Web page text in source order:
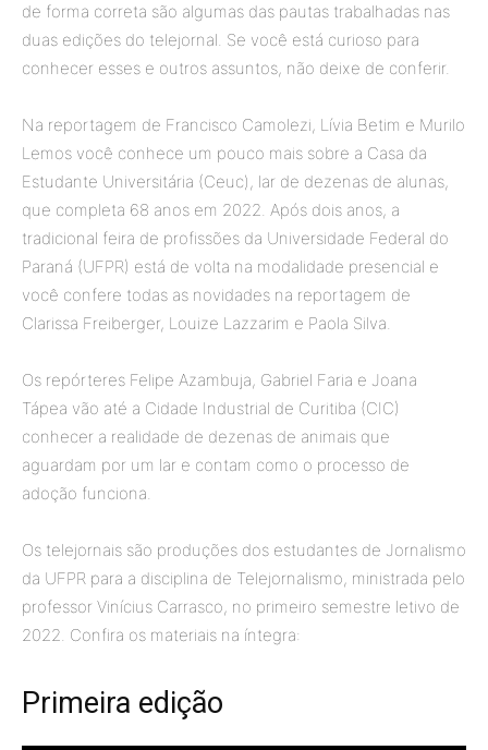
de forma correta são algumas das pautas trabalhadas nas
duas edições do telejornal. Se você está curioso para
conhecer esses e outros assuntos, não deixe de conferir.
Na reportagem de Francisco Camolezi, Lívia Betim e Murilo
Lemos você conhece um pouco mais sobre a Casa da
Estudante Universitária (Ceuc), lar de dezenas de alunas,
que completa 68 anos em 2022. Após dois anos, a
tradicional feira de profissões da Universidade Federal do
Paraná (UFPR) está de volta na modalidade presencial e
você confere todas as novidades na reportagem de
Clarissa Freiberger, Louize Lazzarim e Paola Silva.
Os repórteres Felipe Azambuja, Gabriel Faria e Joana
Tápea vão até a Cidade Industrial de Curitiba (CIC)
conhecer a realidade de dezenas de animais que
aguardam por um lar e contam como o processo de
adoção funciona.
Os telejornais são produções dos estudantes de Jornalismo
da UFPR para a disciplina de Telejornalismo, ministrada pelo
professor Vinícius Carrasco, no primeiro semestre letivo de
2022. Confira os materiais na íntegra:
Primeira edição